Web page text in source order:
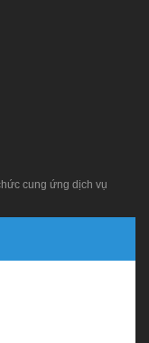
cung ứng dịch vụ